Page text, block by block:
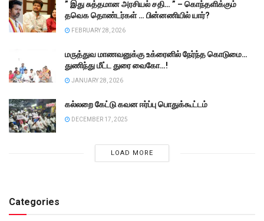
” இது சுத்தமான அரசியல் சதி… ” – கொந்தளிக்கும்
தவெக தொண்டர்கள் … பின்னணியில் யார்?
FEBRUARY 28, 2026
மருத்துவ மாணவனுக்கு உக்ரைனில் நேர்ந்த கொடுமை…
துணிந்து மீட்ட துரை வைகோ…!
JANUARY 28, 2026
கல்லறை கேட்டு கவன ஈர்ப்பு பொதுக்கூட்டம்
DECEMBER 17, 2025
LOAD MORE
Categories